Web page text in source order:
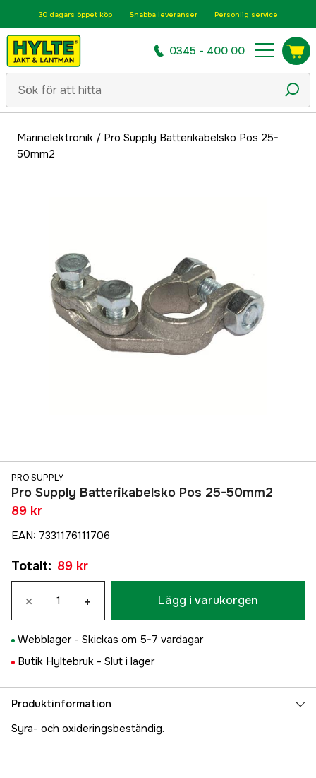
30 dagars öppet köp Snabba leveranser Personlig service
0345 - 400 00
Marinelektronik / Pro Supply Batterikabelsko Pos 25-
50mm2
PRO SUPPLY
Pro Supply Batterikabelsko Pos 25-50mm2
89 kr
EAN: 7331176111706
Totalt: 89 kr
× + Lägg i varukorgen
Webblager - Skickas om 5-7 vardagar
Butik Hyltebruk - Slut i lager
Produktinformation
Syra- och oxideringsbeständig.